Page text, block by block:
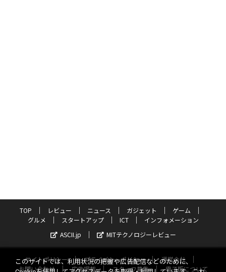
TOP レビュー ニュース ガジェット
ゲーム
グルメ
スタートアップ ICT
インフォメーション
ASCII.jp
MITテクノロジーレビュー
サイトポリシー プライバシーポリシー
運営会社
お問い合わせ
広告掲載 スタッフ募集 電子版について
このサイトでは、利用状況の把握や広告配信などのために、